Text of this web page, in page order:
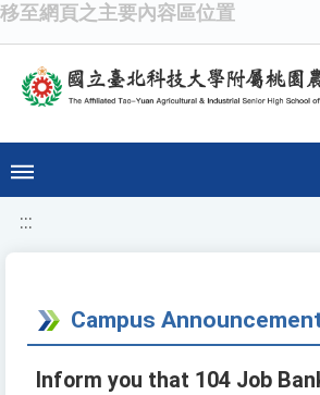
移至網頁之主要內容區位置
:::
Campus
Inform you that 104 Job